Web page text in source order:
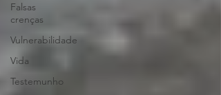
Falsas
crenças
Vulnerabilidade
Vida
Testemunho